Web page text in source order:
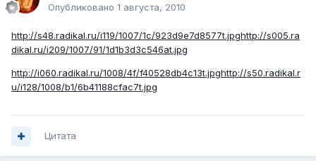
Опубликовано 1 августа, 2010
http://s48.radikal.ru/i119/1007/1c/923d9e7d8577t.jpghttp://s005.ra
dikal.ru/i209/1007/91/1d1b3d3c546at.jpg
http://i060.radikal.ru/1008/4f/f40528db4c13t.jpghttp://s50.radikal.r
u/i128/1008/b1/6b41188cfac7t.jpg
Цитата